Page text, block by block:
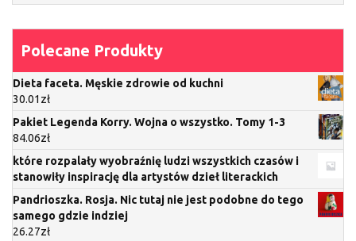
Polecane Produkty
Dieta faceta. Męskie zdrowie od kuchni
30.01 zł
Pakiet Legenda Korry. Wojna o wszystko. Tomy 1-3
84.06zł
które rozpalały wyobraźnię ludzi wszystkich czasów i
stanowiły inspirację dla artystów dzieł literackich
Pandrioszka. Rosja. Nic tutaj nie jest podobne do tego
samego gdzie indziej
26.27zł